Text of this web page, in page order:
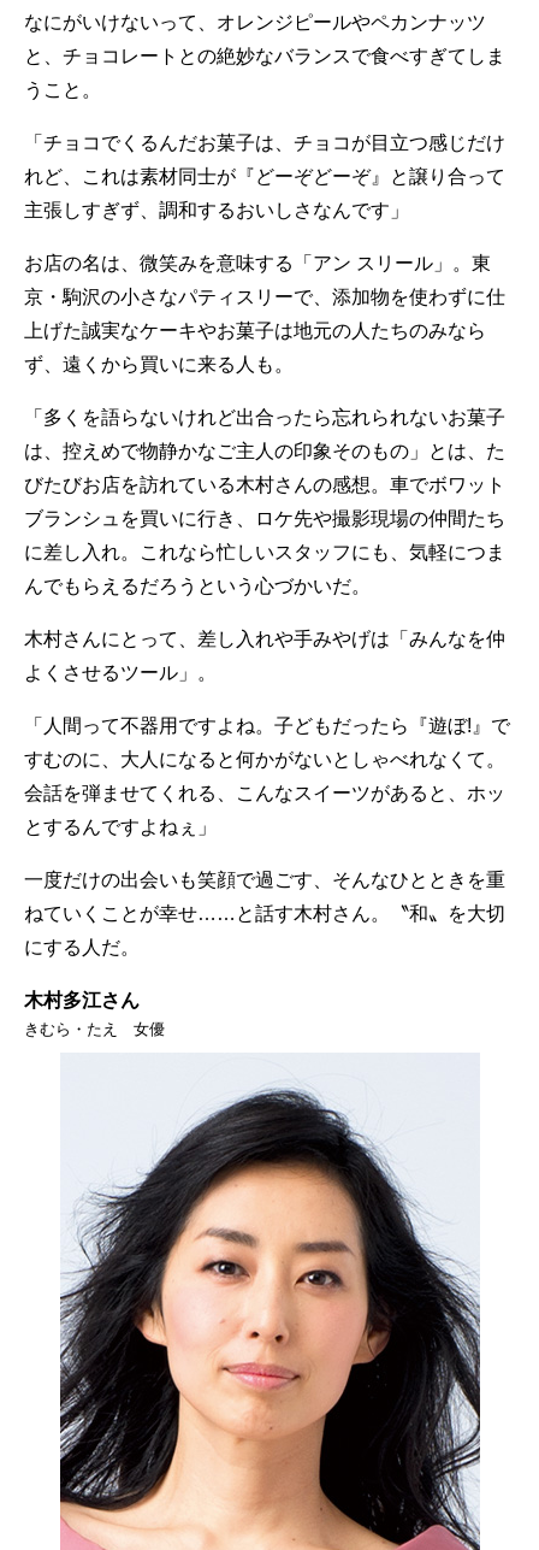
なにがいけないって、オレンジピールやペカンナッツ
と、チョコレートとの絶妙なバランスで食べすぎてしま
うこと。
「チョコでくるんだお菓子は、チョコが目立つ感じだけ
れど、これは素材同士が『どーぞどーぞ』と譲り合って
主張しすぎず、調和するおいしさなんです」
お店の名は、微笑みを意味する「アン スリール」。東
京・駒沢の小さなパティスリーで、添加物を使わずに仕
上げた誠実なケーキやお菓子は地元の人たちのみなら
ず、遠くから買いに来る人も。
「多くを語らないけれど出合ったら忘れられないお菓子
は、控えめで物静かなご主人の印象そのもの」とは、た
びたびお店を訪れている木村さんの感想。車でボワット
ブランシュを買いに行き、ロケ先や撮影現場の仲間たち
に差し入れ。これなら忙しいスタッフにも、気軽につま
んでもらえるだろうという心づかいだ。
木村さんにとって、差し入れや手みやげは「みんなを仲
よくさせるツール」。
「人間って不器用ですよね。子どもだったら『遊ぼ!』で
すむのに、大人になると何かがないとしゃべれなくて。
会話を弾ませてくれる、こんなスイーツがあると、ホッ
とするんですよねぇ」
一度だけの出会いも笑顔で過ごす、そんなひとときを重
ねていくことが幸せ……と話す木村さん。〝和〟を大切
にする人だ。
木村多江さん
きむら・たえ 女優